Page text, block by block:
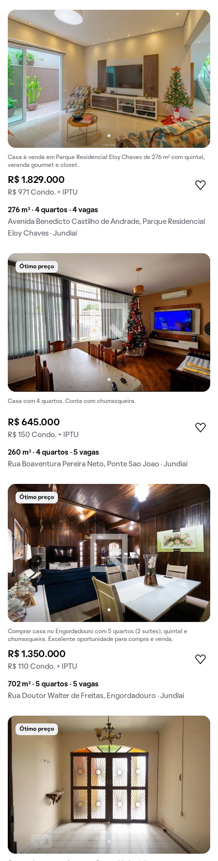
Casa à venda em Parque Residencial Eloy Chaves de 276 m² com quintal,
varanda gourmet e closet.
R$ 1.829.000
R$ 971 Condo. + IPTU
276 m² · 4 quartos · 4 vagas
Avenida Benedicto Castilho de Andrade, Parque Residencial
Eloy Chaves · Jundiaí
Ótimo preço
Casa com 4 quartos. Conta com churrasqueira.
R$ 645.000
R$ 150 Condo. + IPTU
260 m² · 4 quartos · 5 vagas
Rua Boaventura Pereira Neto, Ponte Sao Joao · Jundiaí
Ótimo preço
Comprar casa no Engordadouro com 5 quartos (2 suítes), quintal e
churrasqueira. Excelente oportunidade para compra e venda.
R$ 1.350.000
R$ 110 Condo. + IPTU
702 m² · 5 quartos · 5 vagas
Rua Doutor Walter de Freitas, Engordadouro · Jundiaí
Ótimo preço